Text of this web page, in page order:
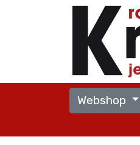
Webshop